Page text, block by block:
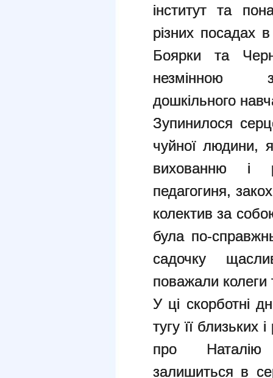
інститут та
різних посадах
Боярки та
незмінною
дошкільного
Зупинилося
чуйної людини,
вихованню і
педагогиня,
колектив за
була по-
садочку
поважали колеги
У ці скорботні
тугу її близьких
про Наталію
залишиться в